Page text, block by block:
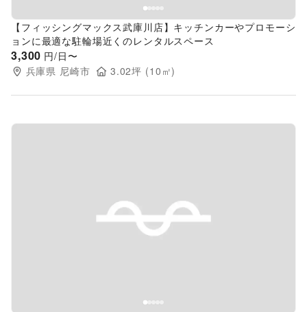
【フィッシングマックス武庫川店】キッチンカーやプロモーシ
ョンに最適な駐輪場近くのレンタルスペース
3,300 円/日〜
兵庫県 尼崎市 3.02坪 (10 ㎡)
Previous slide